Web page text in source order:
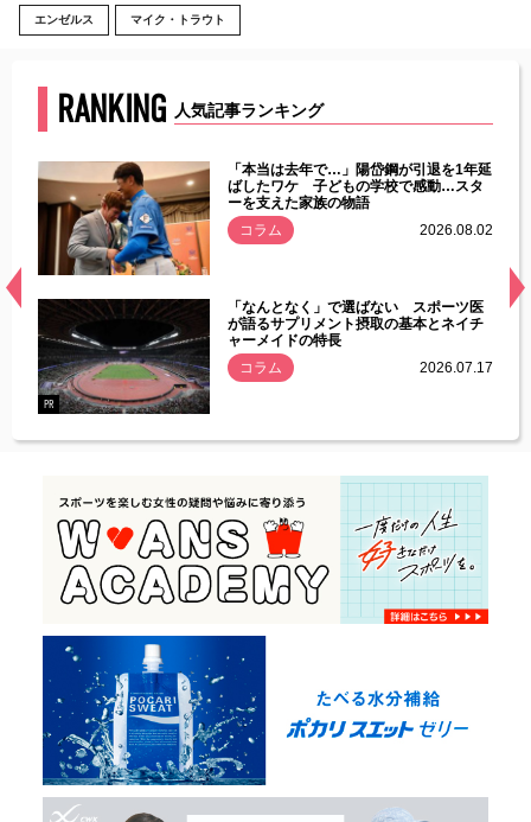
エンゼルス マイク・トラウト
RANKING 人気記事ランキング
常
「本当は去年で…」陽岱鋼が引退を1年延
ばしたワケ 子どもの学校で感動…スタ
ーを支えた家族の物語
コラム
2026.08.02
PR
「なんとなく」で選ばない スポーツ医
が語るサプリメント摂取の基本とネイチ
ャーメイドの特長
コラム
2026.07.17